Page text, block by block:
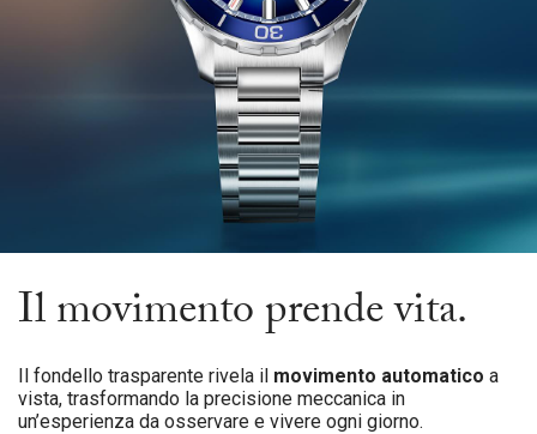
Il movimento prende vita.
Il fondello trasparente rivela il movimento automatico a
vista, trasformando la precisione meccanica in
un’esperienza da osservare e vivere ogni giorno.